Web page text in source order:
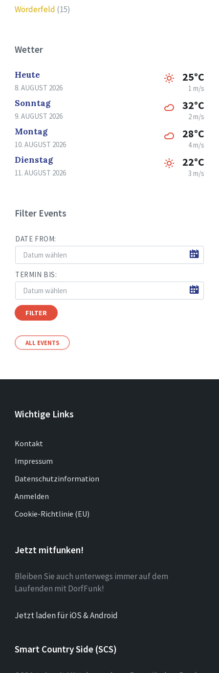
Wörderfeld (15)
Wetter
Heute
8. AUGUST 2026
25°C
1 m/s
Sonntag
9. AUGUST 2026
32°C
2 m/s
Montag
10. AUGUST 2026
28°C
4 m/s
Dienstag
11. AUGUST 2026
22°C
3 m/s
Filter Events
DATE FROM:
TERMIN BIS:
FILTER
ALL EVENTS
Wichtige Links
Kontakt
Impressum
Datenschutzinformation
Anmelden
Cookie-Richtlinie (EU)
Jetzt mitfunken!
Bleiben Sie auch unterwegs immer auf dem
Laufenden mit DorfFunk!
Jetzt laden für iOS & Android
Smart Country Side (SCS)